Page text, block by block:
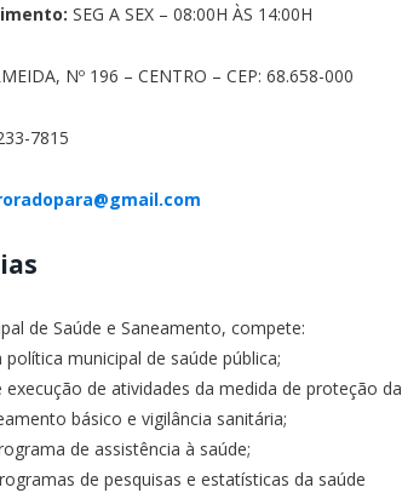
SEG A SEX – 08:00H ÀS 14:00H
Nº 196 – CENTRO – CEP: 68.658-000
7815
de Saúde e Saneamento, compete:
municipal de saúde pública;
de atividades da medida de proteção da
básico e vigilância sanitária;
de assistência à saúde;
de pesquisas e estatísticas da saúde